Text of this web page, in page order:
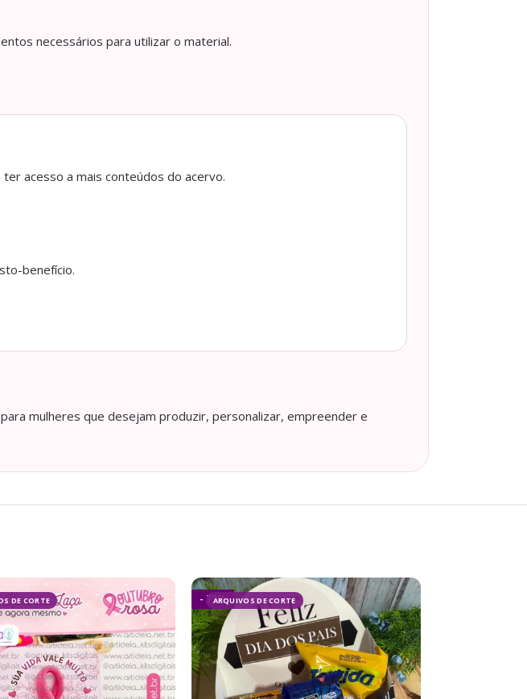
necessários para utilizar o material.
acesso a mais conteúdos do acervo.
benefício.
mulheres que desejam produzir, personalizar, empreender e
DE CORTE ARQUIVOS DE CORTE
- 73%